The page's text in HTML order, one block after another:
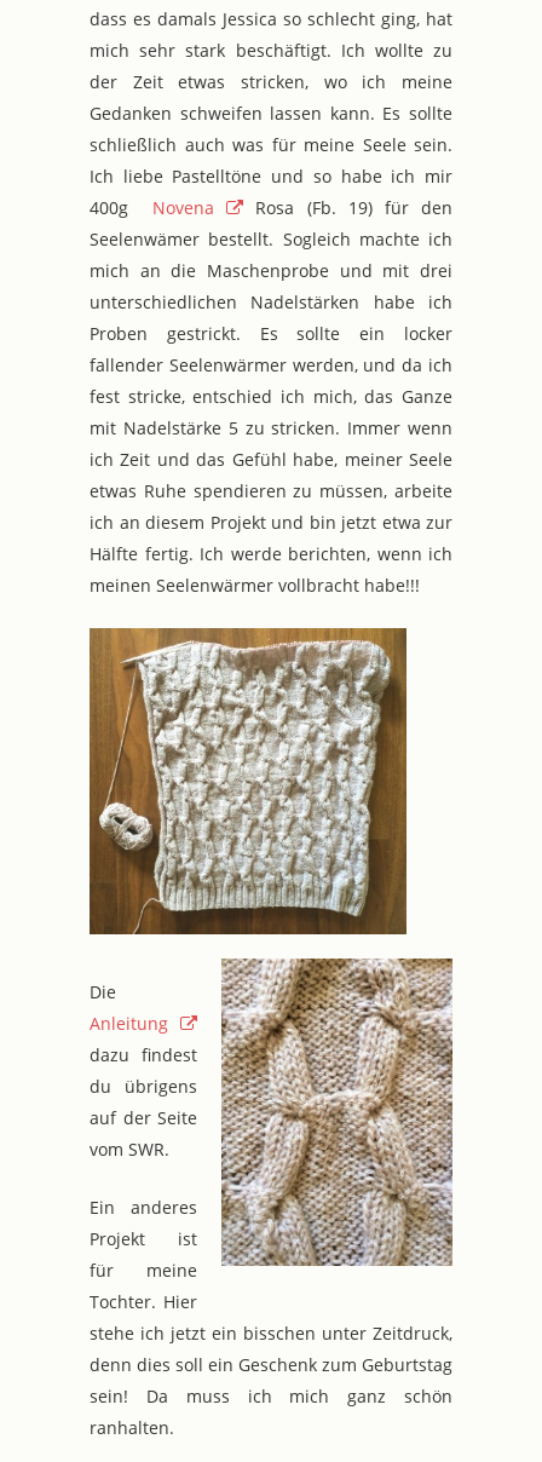
dass es damals Jessica so schlecht ging, hat
mich sehr stark beschäftigt. Ich wollte zu
der Zeit etwas stricken, wo ich meine
Gedanken schweifen lassen kann. Es sollte
schließlich auch was für meine Seele sein.
Ich liebe Pastelltöne und so habe ich mir
400g Novena
Rosa (Fb. 19) für den
Seelenwämer bestellt. Sogleich machte ich
mich an die Maschenprobe und mit drei
unterschiedlichen Nadelstärken habe ich
Proben gestrickt. Es sollte ein locker
fallender Seelenwärmer werden, und da ich
fest stricke, entschied ich mich, das Ganze
mit Nadelstärke 5 zu stricken. Immer wenn
ich Zeit und das Gefühl habe, meiner Seele
etwas Ruhe spendieren zu müssen, arbeite
ich an diesem Projekt und bin jetzt etwa zur
Hälfte fertig. Ich werde berichten, wenn ich
meinen Seelenwärmer vollbracht habe!!!
Die
Anleitung
dazu findest
du übrigens
auf der Seite
vom SWR.
Ein anderes
Projekt ist
für meine
Tochter. Hier
stehe ich jetzt ein bisschen unter Zeitdruck,
denn dies soll ein Geschenk zum Geburtstag
sein! Da muss ich mich ganz schön
ranhalten.